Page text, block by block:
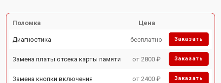
Поломка Цена
Диагностика бесплатно Заказать
Замена платы отсека карты памяти от 2800 ₽ Заказать
Замена кнопки включения от 2400 ₽ Заказать